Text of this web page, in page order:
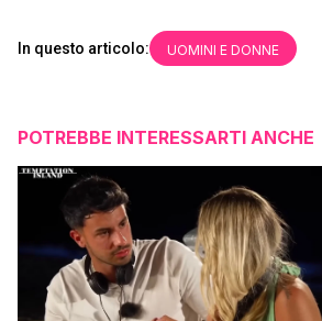
In questo articolo: UOMINI E DONNE
POTREBBE INTERESSARTI ANCHE